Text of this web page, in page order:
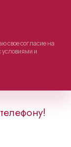
свое согласие на
условиями и